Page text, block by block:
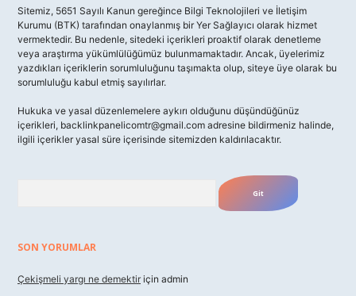
Sitemiz, 5651 Sayılı Kanun gereğince Bilgi Teknolojileri ve İletişim
Kurumu (BTK) tarafından onaylanmış bir Yer Sağlayıcı olarak hizmet
vermektedir. Bu nedenle, sitedeki içerikleri proaktif olarak denetleme
veya araştırma yükümlülüğümüz bulunmamaktadır. Ancak, üyelerimiz
yazdıkları içeriklerin sorumluluğunu taşımakta olup, siteye üye olarak bu
sorumluluğu kabul etmiş sayılırlar.
Hukuka ve yasal düzenlemelere aykırı olduğunu düşündüğünüz
içerikleri, backlinkpanelicomtr@gmail.com adresine bildirmeniz halinde,
ilgili içerikler yasal süre içerisinde sitemizden kaldırılacaktır.
SON YORUMLAR
Çekişmeli yargı ne demektir için admin